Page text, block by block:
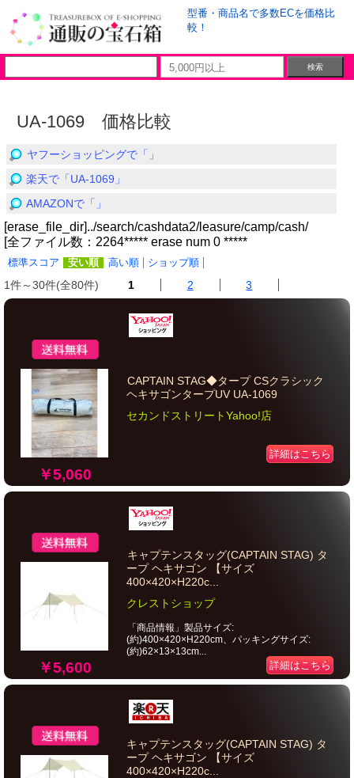
型番・商品名で多数ECを価格比
較！
UA-1069 価格比較
ヤフーショッピングで「」
楽天で「UA-1069」
AMAZONで「」
[erase_file_dir]../search/cashdata2/leasure/camp/cash/
[全ファイル数：2264***** erase num 0 *****
標準スコア 安い順 高い順 ショップ順
1件～30件(全80件) 1 2 3
￥5,060
CAPTAIN STAG◆タープ CSクラシック
ヘキサゴンタープUV UA-1069
セカンドストリートYahoo!店
詳細はこちら
￥5,600
キャプテンスタッグ(CAPTAIN STAG) タ
ープ ヘキサゴン 【サイズ
400×420×H220c...
クレストショップ
「商品情報」製品サイズ:
(約)400×420×H220cm、パッキングサイズ:
(約)62×13×13cm...
詳細はこちら
キャプテンスタッグ(CAPTAIN STAG) タ
ープ ヘキサゴン 【サイズ
400×420×H220c...